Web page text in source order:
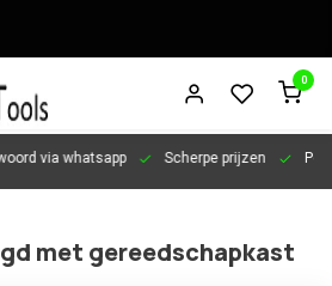
0
via whatsapp Scherpe prijzen
met gereedschapkast